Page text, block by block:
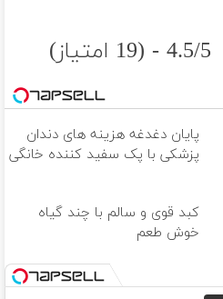
4.5/5 - (19 امتیاز)
پایان دغدغه هزینه های دندان
پزشکی با پک سفید کننده خانگی
کبد قوی و سالم با چند گیاه
خوش طعم